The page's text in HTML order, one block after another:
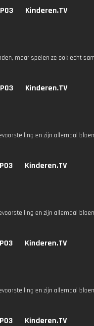
Kinderen.TV
maar spelen ze ook echt
Kinderen.TV
en zijn allemaal
Kinderen.TV
en zijn allemaal
Kinderen.TV
en zijn allemaal
Kinderen.TV